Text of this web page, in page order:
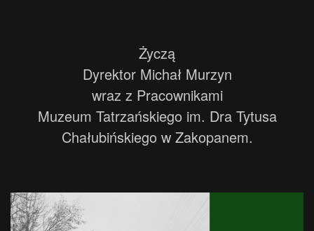
Życzą
Dyrektor Michał Murzyn
wraz z Pracownikami
Muzeum Tatrzańskiego im. Dra Tytusa
Chałubińskiego w Zakopanem.